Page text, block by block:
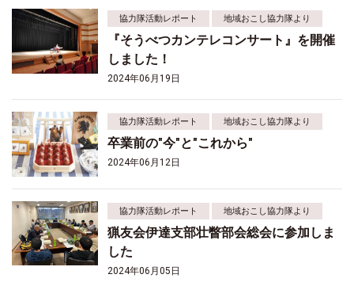
協力隊活動レポート 地域おこし協力隊より
『そうべつカンテレコンサート』を開催
しました！
2024年06月19日
協力隊活動レポート 地域おこし協力隊より
卒業前の"今"と"これから"
2024年06月12日
協力隊活動レポート 地域おこし協力隊より
猟友会伊達支部壮瞥部会総会に参加しま
した
2024年06月05日